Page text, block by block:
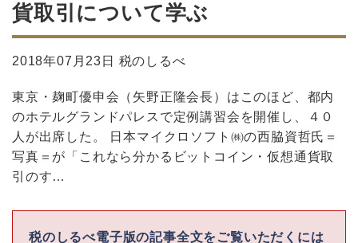
貨取引について学ぶ
2018年07月23日 税のしるべ
東京・麹町優申会（矢野正隆会長）はこのほど、都内
のホテルグランドパレスで定例講習会を開催し、４０
人が出席した。 日本マイクロソフト㈱の西脇資哲氏＝
写真＝が「これなら分かるビットコイン・仮想通貨取
引のす…
税のしるべ電子版の記事全文をご覧いただくには